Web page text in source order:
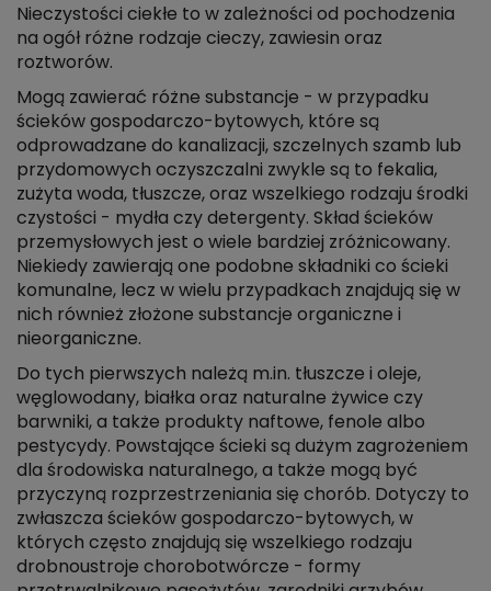
Nieczystości ciekłe to w zależności od pochodzenia
na ogół różne rodzaje cieczy, zawiesin oraz
roztworów.
Mogą zawierać różne substancje - w przypadku
ścieków gospodarczo-bytowych, które są
odprowadzane do kanalizacji, szczelnych szamb lub
przydomowych oczyszczalni zwykle są to fekalia,
zużyta woda, tłuszcze, oraz wszelkiego rodzaju środki
czystości - mydła czy detergenty. Skład ścieków
przemysłowych jest o wiele bardziej zróżnicowany.
Niekiedy zawierają one podobne składniki co ścieki
komunalne, lecz w wielu przypadkach znajdują się w
nich również złożone substancje organiczne i
nieorganiczne.
Do tych pierwszych należą m.in. tłuszcze i oleje,
węglowodany, białka oraz naturalne żywice czy
barwniki, a także produkty naftowe, fenole albo
pestycydy. Powstające ścieki są dużym zagrożeniem
dla środowiska naturalnego, a także mogą być
przyczyną rozprzestrzeniania się chorób. Dotyczy to
zwłaszcza ścieków gospodarczo-bytowych, w
których często znajdują się wszelkiego rodzaju
drobnoustroje chorobotwórcze - formy